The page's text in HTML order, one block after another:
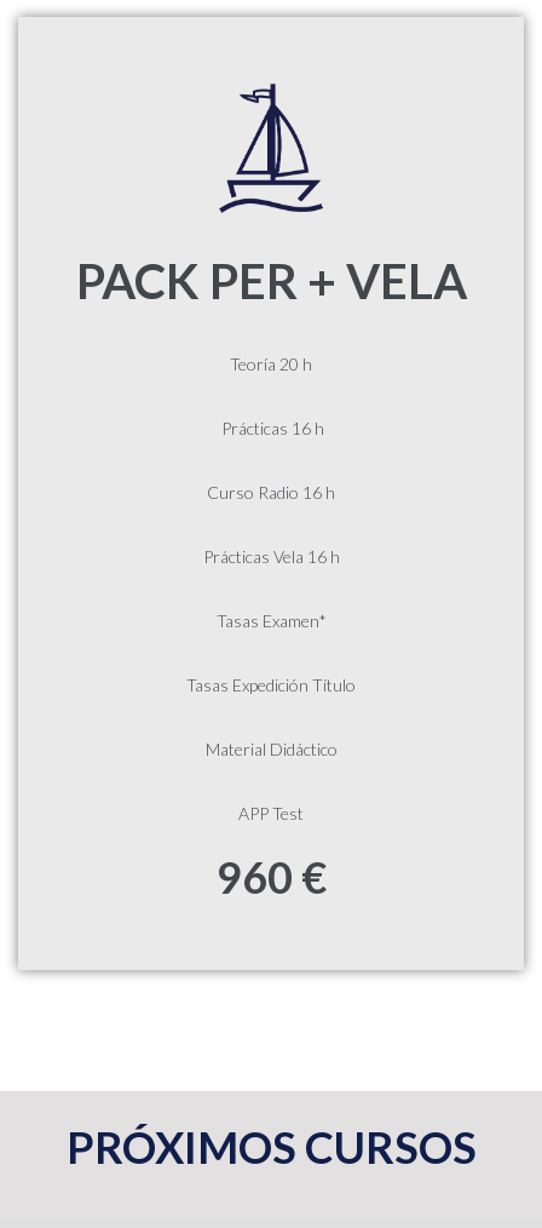
PACK PER + VELA
Teoría 20 h
Prácticas 16 h
Curso Radio 16 h
Prácticas Vela 16 h
Tasas Examen*
Tasas Expedición Título
Material Didáctico
APP Test
960 €
PRÓXIMOS CURSOS